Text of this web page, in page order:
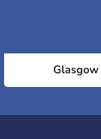
Glasgow